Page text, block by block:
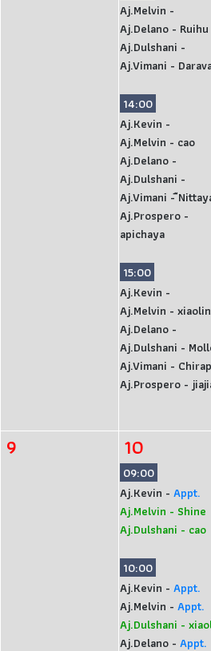
Aj.Melvin -
Aj.Delano - Ruihu
Aj.Dulshani -
Aj.Vimani -
14:00
Aj.Kevin -
Aj.Melvin - cao
Aj.Delano -
Aj.Dulshani -
Aj.Vimani -
Aj.Prospero -
apichaya
15:00
Aj.Kevin -
Aj.Melvin -
Aj.Delano -
Aj.Dulshani -
Aj.Vimani -
Aj.Prospero -
9 10
09:00
Aj.Kevin - Appt.
Aj.Melvin - Shine
Aj.Dulshani - cao
10:00
Aj.Kevin - Appt.
Aj.Melvin - Appt.
Aj.Dulshani -
Aj.Delano - Appt.